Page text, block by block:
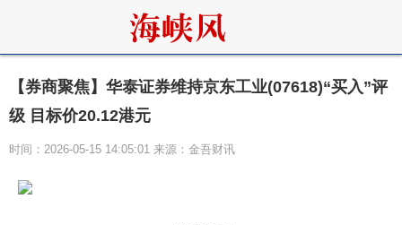
【券商聚焦】华泰证券维持京东工业(07618)“买入”评
级 目标价20.12港元
时间：2026-05-15 14:05:01 来源：金吾财讯